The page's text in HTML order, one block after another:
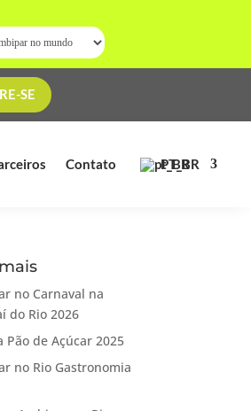
SE
Contato PT_BR
no Carnaval na
do Rio 2026
Pão de Açúcar 2025
no Rio Gastronomia